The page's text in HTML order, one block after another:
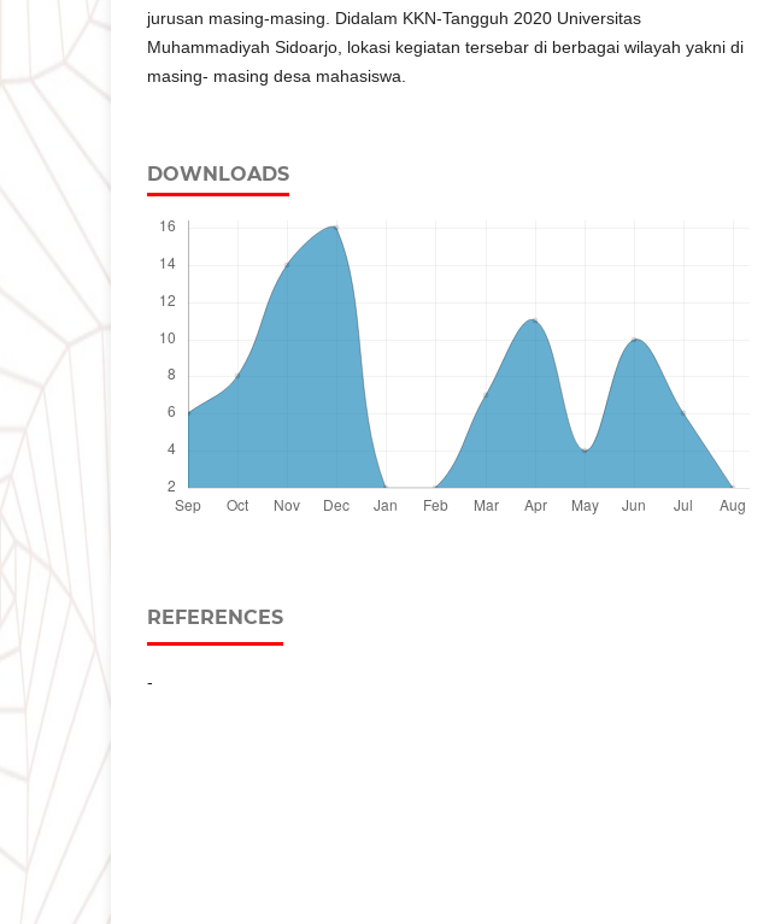
jurusan masing-masing. Didalam KKN-Tangguh 2020 Universitas
Muhammadiyah Sidoarjo, lokasi kegiatan tersebar di berbagai wilayah yakni di
masing- masing desa mahasiswa.
DOWNLOADS
REFERENCES
-